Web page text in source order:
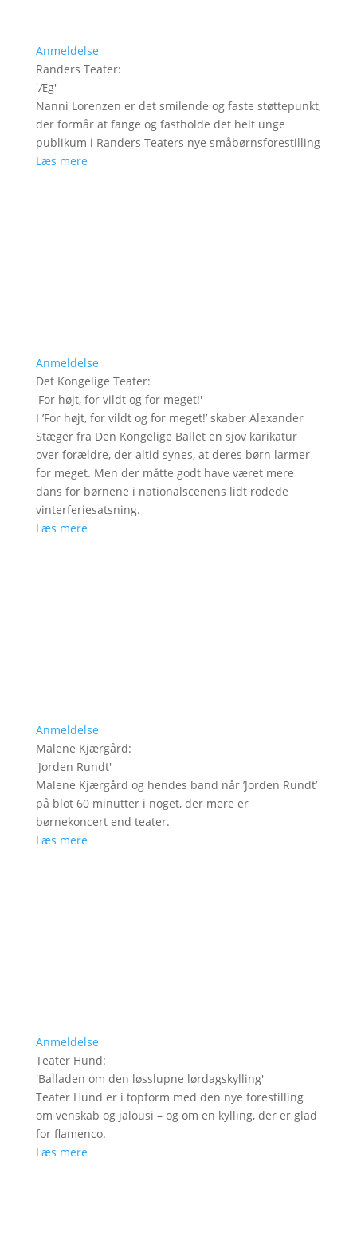
Anmeldelse
Randers Teater:
'Æg'
Nanni Lorenzen er det smilende og faste støttepunkt,
der formår at fange og fastholde det helt unge
publikum i Randers Teaters nye småbørnsforestilling
Læs mere
Anmeldelse
Det Kongelige Teater:
'For højt, for vildt og for meget!'
I ’For højt, for vildt og for meget!’ skaber Alexander
Stæger fra Den Kongelige Ballet en sjov karikatur
over forældre, der altid synes, at deres børn larmer
for meget. Men der måtte godt have været mere
dans for børnene i nationalscenens lidt rodede
vinterferiesatsning.
Læs mere
Anmeldelse
Malene Kjærgård:
'Jorden Rundt'
Malene Kjærgård og hendes band når ’Jorden Rundt’
på blot 60 minutter i noget, der mere er
børnekoncert end teater.
Læs mere
Anmeldelse
Teater Hund:
'Balladen om den løsslupne lørdagskylling'
Teater Hund er i topform med den nye forestilling
om venskab og jalousi – og om en kylling, der er glad
for flamenco.
Læs mere